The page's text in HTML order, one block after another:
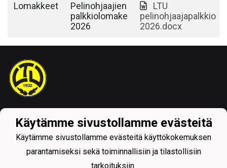
Lomakkeet
Pelinohjaajien
palkkiolomake
2026
LTU
pelinohjaajapalkkio
2026.docx
Käytämme sivustollamme evästeitä
Käytämme sivustollamme evästeitä käyttökokemuksen
parantamiseksi sekä toiminnallisiin ja tilastollisiin
tarkoituksiin.